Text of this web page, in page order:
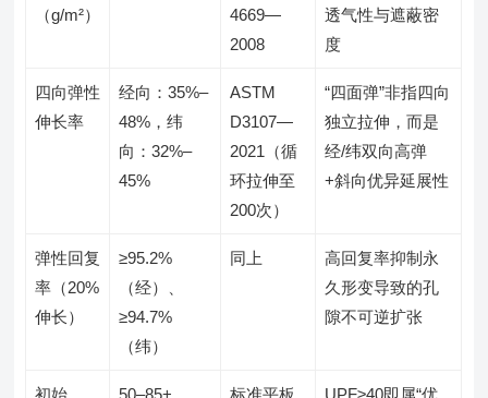
（g/m²）
4669—
2008
透气性与遮蔽密
度
四向弹性
伸长率
经向：35%–
48%，纬
向：32%–
45%
ASTM
D3107—
2021（循
环拉伸至
200次）
“四面弹”非指四向
独立拉伸，而是
经/纬双向高弹
+斜向优异延展性
弹性回复
率（20%
伸长）
≥95.2%
（经）、
≥94.7%
（纬）
同上
高回复率抑制永
久形变导致的孔
隙不可逆扩张
初始
50–85+
标准平板
UPF≥40即属“优